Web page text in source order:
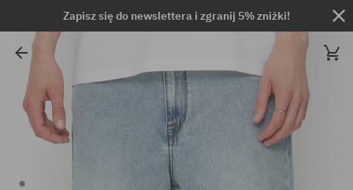
Zapisz się do newslettera i zgranij 5% zniżki!